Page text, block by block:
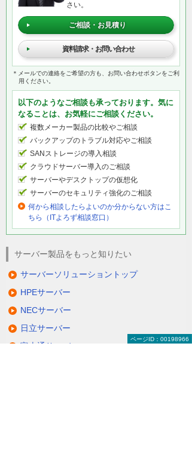
さい。
ご相談・お見積り
資料請求・お問い合わせ
＊メールでの連絡をご希望の方も、お問い合わせボタンをご利
用ください。
以下のようなご相談も承っております。気に
なることは、お気軽にご相談ください。
複数メーカー製品の比較やご相談
バックアップのトラブル対応やご相談
SANストレージの導入相談
クラウドサーバー導入のご相談
サーバーやデスクトップの仮想化
サーバーのセキュリティ強化のご相談
何から相談したらよいのか分からない方はこ
ちら（ITよろず相談窓口）
サーバー製品をもっと知りたい
サーバーソリューショントップ
HPEサーバー
NECサーバー
日立サーバー
富士通サーバー
ページID：00198966